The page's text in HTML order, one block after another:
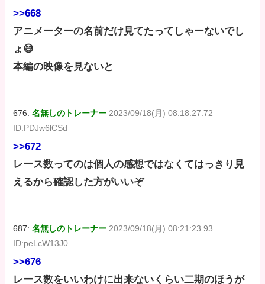
>>668
アニメーターの名前だけ見てたってしゃーないでし
ょ😅
本編の映像を見ないと
676:名無しのトレーナー 2023/09/18(月) 08:18:27.72
ID:PDJw6lCSd
>>672
レース数ってのは個人の感想ではなくてはっきり見
えるから確認した方がいいぞ
687:名無しのトレーナー 2023/09/18(月) 08:21:23.93
ID:peLcW13J0
>>676
レース数をいいわけに出来ないくらい二期のほうが